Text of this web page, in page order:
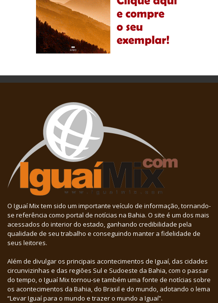
O Iguaí Mix tem sido um importante veículo de informação, tornando-
se referência como portal de notícias na Bahia. O site é um dos mais
acessados do interior do estado, ganhando credibilidade pela
qualidade de seu trabalho e conseguindo manter a fidelidade de
seus leitores.
Além de divulgar os principais acontecimentos de Iguaí, das cidades
circunvizinhas e das regiões Sul e Sudoeste da Bahia, com o passar
do tempo, o Iguaí Mix tornou-se também uma fonte de notícias sobre
os acontecimentos da Bahia, do Brasil e do mundo, adotando o lema
“Levar Iguaí para o mundo e trazer o mundo a Iguaí”.